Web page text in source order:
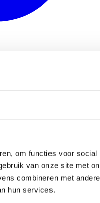
om functies voor
van onze site met
combineren met
hun services.